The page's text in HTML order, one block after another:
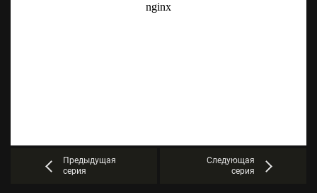
Предыдущая
серия
Следующая
серия